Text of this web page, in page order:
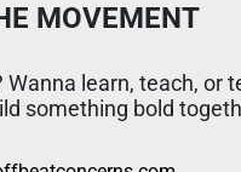
MOVEMENT
Wanna learn, teach, or
something bold